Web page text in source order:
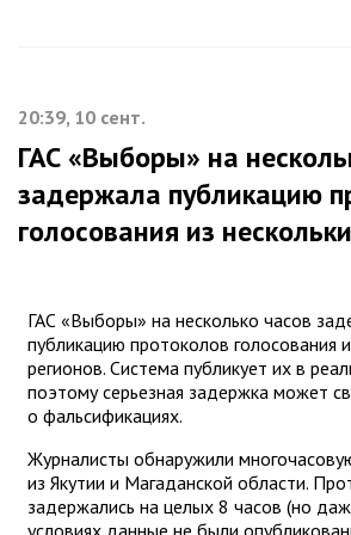
20:39, 10 сент.
ГАС «Выборы» на
задержала публикацию
голосования из
ГАС «Выборы» на несколько часов
публикацию протоколов голосования
регионов. Система публикует их в
поэтому серьезная задержка может
о фальсификациях.
Журналисты обнаружили
из Якутии и Магаданской области.
задержались на целых 8 часов (но
условиях данные не были